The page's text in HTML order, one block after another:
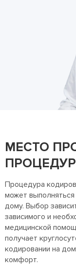
МЕСТО
Процедура
может выполняться
дому. Выбор
зависимого и
медицинской
получает
кодировании на
комфорт.